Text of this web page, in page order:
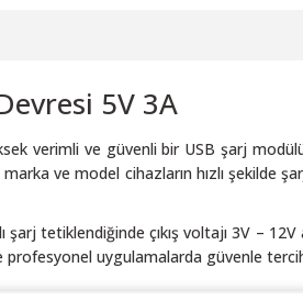
5V 3A
verimli ve güvenli bir USB şarj
ve model cihazların hızlı şekilde
şarj tetiklendiğinde çıkış voltajı 3V –
profesyonel uygulamalarda güvenle